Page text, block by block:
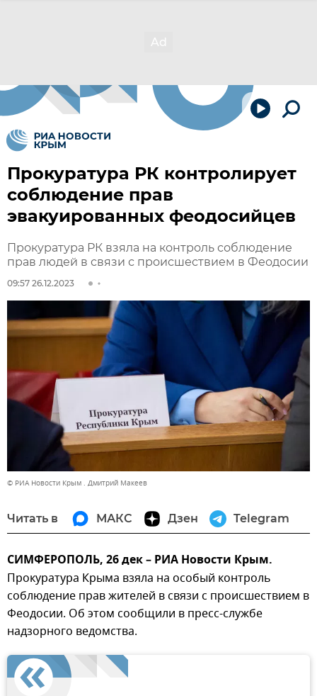
Прокуратура РК контролирует
соблюдение прав
эвакуированных феодосийцев
Прокуратура РК взяла на контроль соблюдение
прав людей в связи с происшествием в Феодосии
09:57 26.12.2023
© РИА Новости Крым . Дмитрий Макеев
Читать в МАКС Дзен Telegram
СИМФЕРОПОЛЬ, 26 дек – РИА Новости Крым.
Прокуратура Крыма взяла на особый контроль
соблюдение прав жителей в связи с происшествием в
Феодосии. Об этом сообщили в пресс-службе
надзорного ведомства.